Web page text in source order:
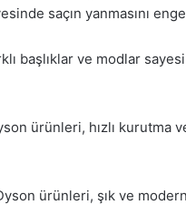
saçın yanmasını
başlıklar ve modlar
ürünleri, hızlı
ürünleri, şık ve